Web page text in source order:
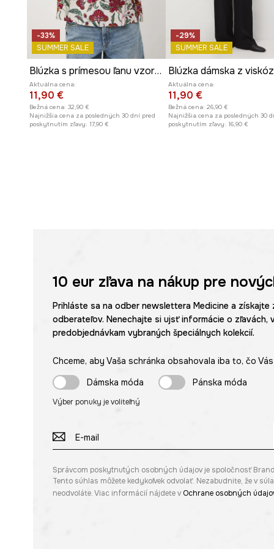
-33%
SUMMER SALE
Blúzka s prímesou ľanu vzorovaná
Aktuálna cena:
11,90 €
Bežná cena: 32,90 €
Najnižšia cena za posledných 30 dní pred
poskytnutím zľavy: 17,90 €
-29%
SUMMER SALE
Blúzka dámska z
Aktuálna cena:
11,90 €
Bežná cena: 26,90 €
Najnižšia cena za posledných 30
poskytnutím zľavy: 16,90 €
10 eurzľava na nákup pre
Prihláste sa na odber newslettera Medicine a
odberateľov. Nenechajte si ujsť informácie o
predobjednávkam vybraných špeciálnych kolekcií.
Chceme, aby Vaša schránka obsahovala iba to, čo
Dámska móda
Pánska móda
Výber ponuky je voliteľný
Správcom poskytnutých osobných údajov je spoločnosť
Tento súhlas môžete kedykoľvek odvolať. Nezabudnite, že v
neodvoláte. Viac informácií nájdete v Ochrane osobných